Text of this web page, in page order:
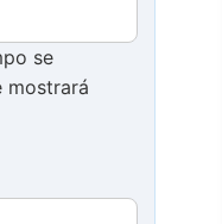
se
mostrará